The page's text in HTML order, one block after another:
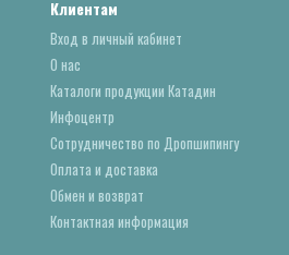
Клиентам
Вход в личный кабинет
О нас
Каталоги продукции Катадин
Инфоцентр
Сотрудничество по Дропшипингу
Оплата и доставка
Обмен и возврат
Контактная информация